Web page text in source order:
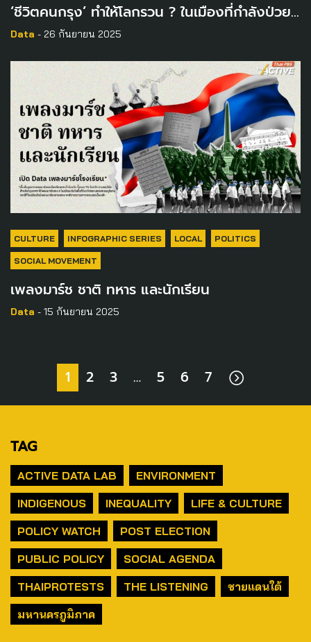
‘ชีวิตคนกรุง’ ทำให้โลกรวน ? ในเมืองที่กำลังป่วย…
Data - 26 กันยายน 2025
CULTURE INFOGRAPHIC SERIES LOCAL POLITICS
SOCIAL MOVEMENT
เพลงมาร์ช ชาติ ทหาร และนักเรียน
Data - 15 กันยายน 2025
1 2 3 … 5 6 7
TAG
ACTIVE DATA LAB
ENVIRONMENT
INDIGENOUS
INEQUALITY
LIFE & CULTURE
POLICY WATCH
POST ELECTION
PUBLIC POLICY
SOCIAL AGENDA
THAIPROTESTS
THE LISTENING
ชายแดนใต้
มหานครภูมิภาค